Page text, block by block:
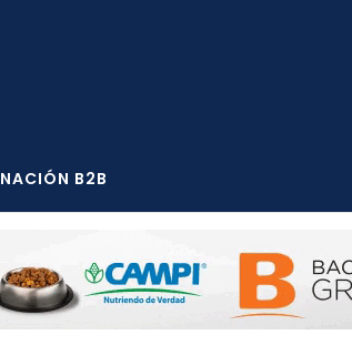
NACIÓN B2B